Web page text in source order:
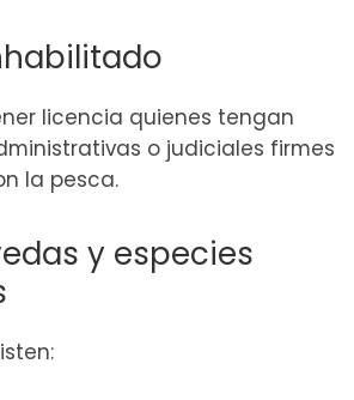
licencia quienes tengan
o judiciales firmes
la pesca.
y especies